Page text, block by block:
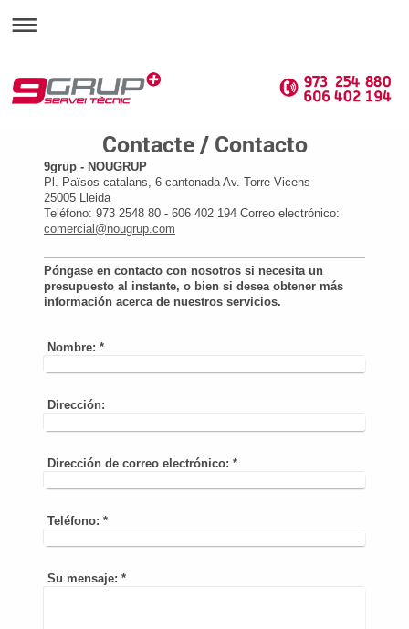
Contacte / Contacto
9grup - NOUGRUP
Pl. Països catalans, 6 cantonada Av. Torre Vicens
25005 Lleida
Teléfono: 973 2548 80 - 606 402 194 Correo electrónico:
comercial@nougrup.com
Póngase en contacto con nosotros si necesita un
presupuesto al instante, o bien si desea obtener más
información acerca de nuestros servicios.
Nombre: *
Dirección:
Dirección de correo electrónico: *
Teléfono: *
Su mensaje: *